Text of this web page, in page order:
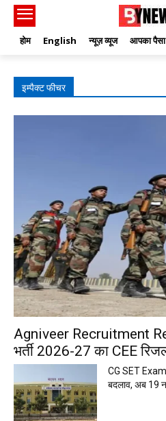
होम English न्यूज़ व्यूज आपका पैसा
इम्पैक्ट फीचर
Agniveer Recruitment
भर्ती 2026-27 का CEE
CG SET
बदलाव, अब 19